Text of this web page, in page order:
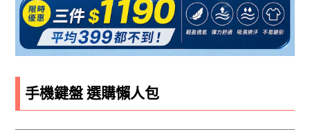
手機鍵盤 選購懶人包